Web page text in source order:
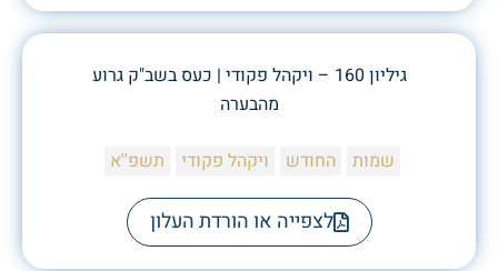
גיליון 160 – ויקהל פקודי | כעס בשב"ק גרוע
מהבערה
שמות החודש ויקהל פקודי תשפ''א
לצפייה או הורדת העלון